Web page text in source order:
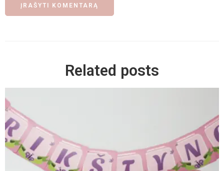
Related posts